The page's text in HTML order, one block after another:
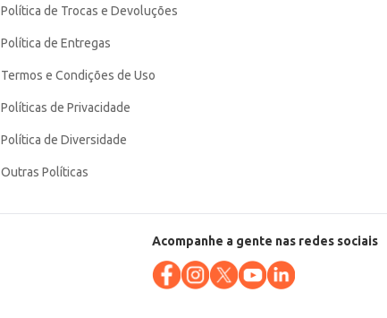
Política de Trocas e Devoluções
Política de Entregas
Termos e Condições de Uso
Políticas de Privacidade
Política de Diversidade
Outras Políticas
Acompanhe a gente nas redes sociais